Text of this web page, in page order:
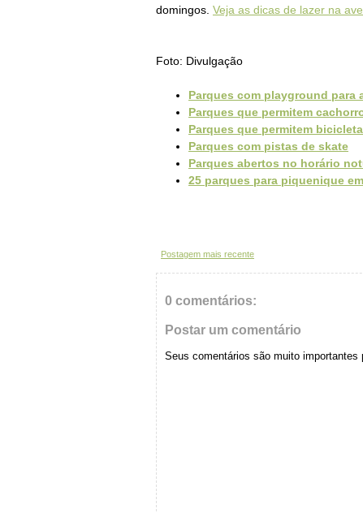
domingos. Veja as dicas de lazer na
Foto: Divulgação
Parques com playground para
Parques que permitem
Parques que permitem
Parques com pistas de skate
Parques abertos no horário
25 parques para piquenique
Postagem mais recente
0 comentários:
Postar um comentário
Seus comentários são muito importantes